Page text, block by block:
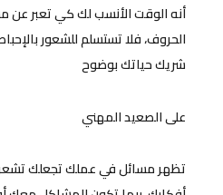
أنه الوقت الأنسب لك كي تعبر عن
الحروف، فلا تستسلم للشعور
شريك حياتك بوضوح
على الصعيد المهني
تظهر مسائل في عملك تجعلك تشعر